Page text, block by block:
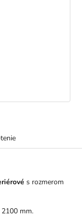
s rozmerom
mm.